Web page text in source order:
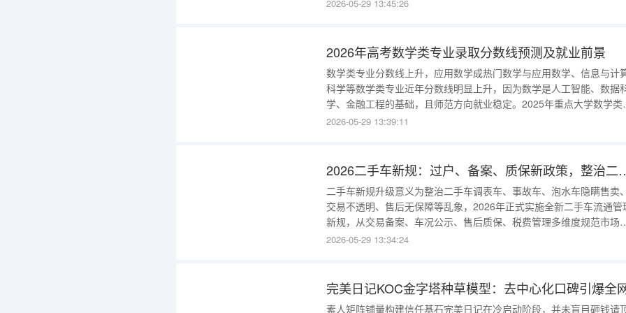
祀，古人在新旧年岁交替之时举
2026-05-29 13:45:26
2026年高考数学类专业录取分数线预测及就业前景
数学类专业分数线上升，应用数学成热门数学与应用数学、信息与计
科学等数学类专业近年分数线明显上升，因为数学是人工智能、数据
学、金融工程的基础，且师范方向就业稳定。2025年重点大学数学类
业录取分普遍高出该校平均线5-15分。例如山东大学数学在山东省最低
物理+
2026-05-29 13:39:11
2026二手车新规：过户
二手车新规升级意义为整治二手车调表车、事故车、泡水车隐瞒售卖、
交易不透明、售后无保障等乱象，2026年正式实施全新二手车流通管
新规，从交易备案、车况公示、售后质保、税费管理多维度规范市场
推动二手车行业合规化、透明化发展。车况公示强制新规新规要求所有
问题、篡改里程、虚假
2026-05-29 13:34:24
完美日记KOC金字塔种草模型：去中心化口碑引爆全
素人矩阵铺量构建信任基石完美日记在冷启动阶段，并未盲目砸钱请